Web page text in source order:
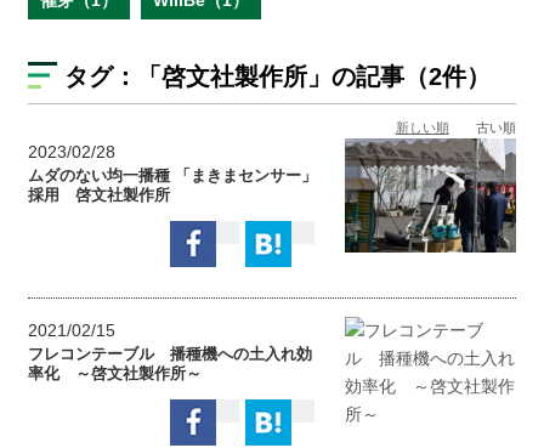
タグ： 「啓文社製作所」の記事（2件）
新しい順 古い順
2023/02/28
ムダのない均一播種 「まきまセンサー」
採用 啓文社製作所
2021/02/15
フレコンテーブル 播種機への土入れ効
率化 ～啓文社製作所～